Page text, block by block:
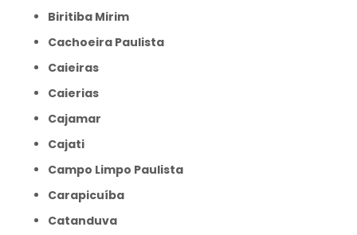
Biritiba Mirim
Cachoeira Paulista
Caieiras
Caierias
Cajamar
Cajati
Campo Limpo Paulista
Carapicuíba
Catanduva